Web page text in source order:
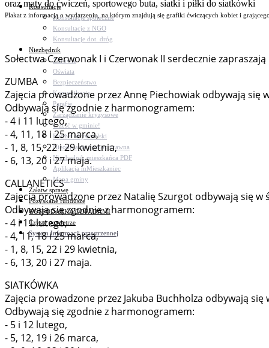
Konsultacje
Konsultacje społeczne
Konsultacje z NGO
Konsultacje dot. dróg
Niezbędnik
Zdrowie
Oświata
Bezpieczeństwo
Komunikacja
Parafie
Zarządzanie kryzysowe
C.ześć w gminie!
Budżet obywatelski
Nieodpłatna pomoc prawna
Niezbędnik mieszkańca PDF
Aplikacja mMieszkaniec
Mapa gminy
Załatw sprawę
Pozyskane fundusze
GOSPODARKA ODPADAMI
Czyste powietrze
System Informacji przestrzennej
Plakat z informacją o wydarzeniu, na którym znajdują się grafiki ćwiczących kobiet i
Sołectwa Czerwonak I i Czerwonak II serdecznie
ZUMBA
Zajęcia prowadzone przez Annę Piechowiak odbywają się
Odbywają się zgodnie z harmonogramem:
- 4 i 11 lutego,
- 4, 11, 18 i 25 marca,
- 1, 8, 15, 22 i 29 kwietnia,
- 6, 13, 20 i 27 maja.
CALLANETICS
Zajęcia prowadzone przez Natalię Szurgot odbywają się
Odbywają się zgodnie z harmonogramem:
- 4 i 11 lutego,
- 4, 11, 18 i 25 marca,
- 1, 8, 15, 22 i 29 kwietnia,
- 6, 13, 20 i 27 maja.
SIATKÓWKA
Zajęcia prowadzone przez Jakuba Buchholza odbywają
Odbywają się zgodnie z harmonogramem:
- 5 i 12 lutego,
- 5, 12, 19 i 26 marca,